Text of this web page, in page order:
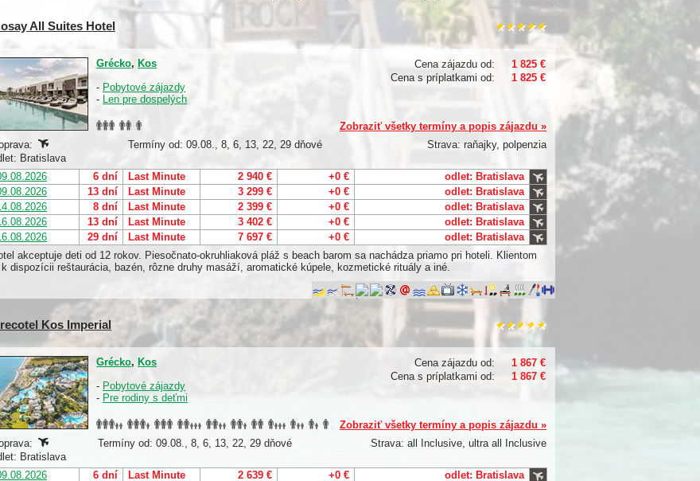
All Suites Hotel
Cena zájazdu od:
1 825 €
Cena s príplatkami od:
1 825 €
Grécko, Kos
- Pobytové zájazdy
- Len pre dospelých
Zobraziť všetky termíny a popis zájazdu »
Termíny od: 09.08., 8, 6, 13, 22, 29 dňové
Strava: raňajky, polpenzia
Bratislava
6 dní Last Minute 2 940 € +0 €
odlet: Bratislava
13 dní Last Minute 3 299 € +0 €
odlet: Bratislava
8 dní Last Minute 2 399 € +0 €
odlet: Bratislava
13 dní Last Minute 3 402 € +0 €
odlet: Bratislava
29 dní Last Minute 7 697 € +0 €
odlet: Bratislava
akceptuje deti od 12 rokov. Piesočnato-okruhliaková pláž s beach barom sa nachádza priamo pri hoteli. Klientom
dispozícii reštaurácia, bazén, rôzne druhy masáží, aromatické kúpele, kozmetické rituály a iné.
Kos Imperial
Cena zájazdu od:
1 867 €
Cena s príplatkami od:
1 867 €
Grécko, Kos
- Pobytové zájazdy
- Pre rodiny s deťmi
Zobraziť všetky termíny a popis zájazdu »
Termíny od: 09.08., 8, 6, 13, 22, 29 dňové
Strava: all Inclusive, ultra all Inclusive
Bratislava
6 dní Last Minute 2 639 € +0 € odlet: Bratislava